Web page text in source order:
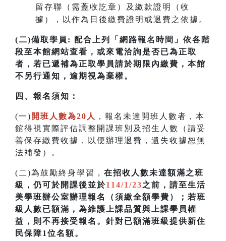
留存聯（需蓋收訖章）及繳款證明（收
據），以作為日後繳費證明或退費之依據。
(二)備取學員: 配合上列「網路報名時間」依各階
段至本館網站查看，或來電洽詢是否已為正取
者，若已遞補為正取學員請於期限內繳費，本館
不另行通知，逾期視為棄權。
四 、 報名須知：
(一) 開班人數為20人
，報名未達開班人數者，本
館得視實際評估調整開課班別及招生人數（請妥
善保存繳費收據，以便辦理退費，遺失收據恕無
法補發）
。
(二)為鼓勵終身學習， 在招收人數未達額滿之班
級，仍可於開課後並於114/1/23之前，請至生活
美學班辦公室辦理報名（須繳全額學費）；若班
級人數已額滿，為維護上課品質與上課學員權
益，則不再接受報名。針對已額滿班級提供新住
民保障1位名額。